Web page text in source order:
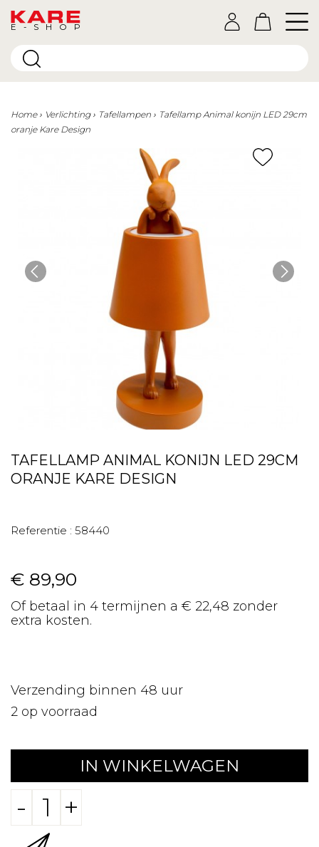
E-SHOP
Home Verlichting Tafellampen
Tafellamp Animal konijn LED 29cm
oranje Kare Design
TAFELLAMP ANIMAL KONIJN LED 29CM
ORANJE KARE DESIGN
Referentie : 58440
€ 89,90
Of betaal in 4 termijnen a € 22,48 zonder
extra kosten.
Verzending binnen 48 uur
2 op voorraad
IN WINKELWAGEN
- +